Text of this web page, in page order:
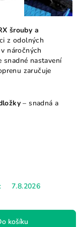
šrouby a
z odolných
náročných
snadné nastavení
zaručuje
– snadná a
7.8.2026
košíku